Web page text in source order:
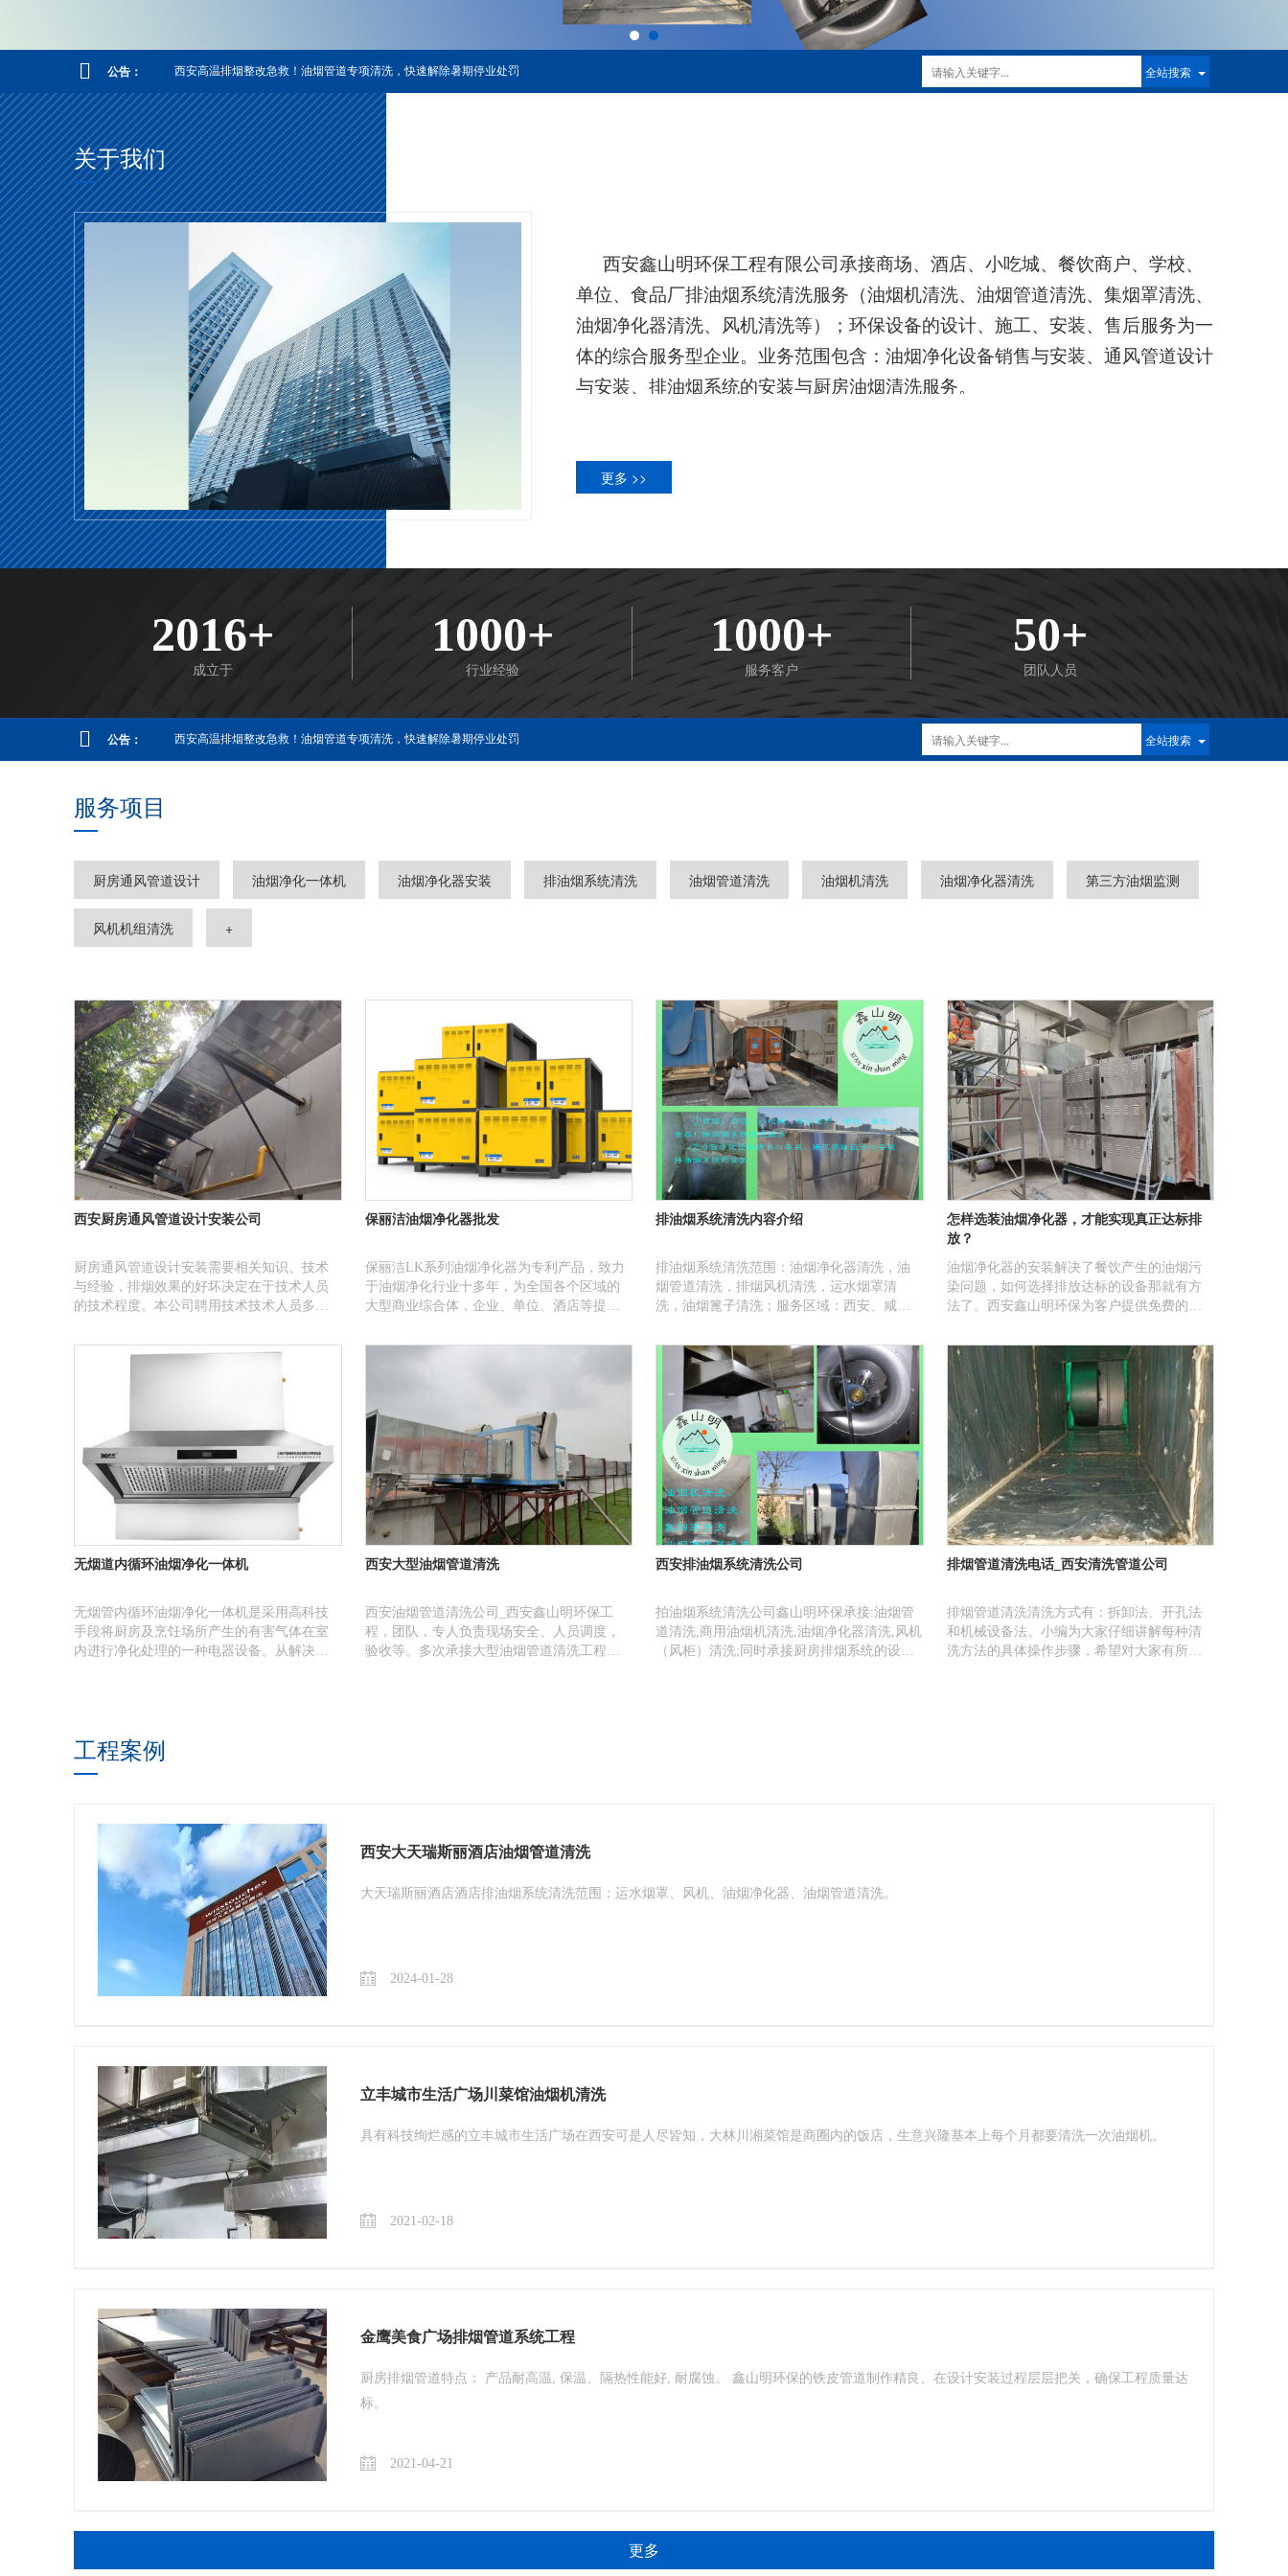
公告： 西安高温排烟整改急救！油烟管道专项清洗，快速解除暑期停业处罚 全站搜索
关于我们
西安鑫山明环保工程有限公司 承接商场、酒店、小吃城、餐饮商户、学校、
单位、食品厂排油烟系统清洗服务（油烟机清洗、油烟管道清洗、集烟罩清洗、
油烟净化器清洗、风机清洗等）； 环保设备的设计、施工、安装、售后服务为一
体的综合服务型企业。业务范围包含：油烟净化设备销售与安装、通风管道设计
与安装、排油烟系统的安装与厨房油烟清洗服务。
清洗、油烟净化器清洗、排烟风机清洗、排烟罩清洗，主要包含这四个部分。
忧。我们从产品、施工、服务、售后关关把控严格，对自己负责，对客户负责。
西安鑫山明环保成立于陕西·西安，地理位置得天独厚，经济发展迅速，商业
繁荣，给我们的服务客户-餐饮业带来良好的契机，各大网红店、连锁店、明星
餐饮店纷纷入驻西安各个角落，给我们西安市民带来丰富的餐饮体验。餐饮业的
发展随之而来的餐饮业带来的油烟污染，本公司提供油烟治理、油烟清洗、油烟
监测等油烟相关服务。我们细致周到的服务为客户带来便捷良好的服务，从此少
了环保、消防的担忧，一门心思搞经营，这样一来我们为客户服务的宗旨就达到
更多 >>
2016+
成立于
1000+
行业经验
1000+
服务客户
50+
团队人员
公告： 西安高温排烟整改急救！油烟管道专项清洗，快速解除暑期停业处罚 全站搜索
服务项目
厨房通风管道设计 油烟净化一体机 油烟净化器安装 排油烟系统清洗 油烟管道清洗 油烟机清洗 油烟净化器清洗 第三方油烟监测
风机机组清洗 +
西安厨房通风管道设计安装公司
厨房通风管道设计安装需要相关知识、技术
与经验，排烟效果的好坏决定在于技术人员
的技术程度。本公司聘用技术技术人员多
烟顺畅，排放达标。
保丽洁油烟净化器批发
保丽洁LK系列油烟净化器为专利产品，致力
于油烟净化行业十多年，为全国各个区域的
大型商业综合体，企业、单位、酒店等提供
放率优惠行业标准。这也是保丽洁油烟净化
排油烟系统清洗内容介绍
排油烟系统清洗范围：油烟净化器清洗，油
烟管道清洗，排烟风机清洗，运水烟罩清
洗，油烟篦子清洗；服务区域：西安、咸
洛、铜川、彬县、乾县、长武、礼泉等地；
服务客户有：商场、酒店、小吃城、餐饮商
户、学校、单位、食品厂、医院、工厂、美
食城等。
怎样选装油烟净化器，才能实现真正达标排
放？
油烟净化器的安装解决了餐饮产生的油烟污
染问题，如何选择排放达标的设备那就有方
法了。西安鑫山明环保为客户提供免费的勘
供设计方案，油烟净化器设备选型，合理的
报价。
无烟道内循环油烟净化一体机
无烟管内循环油烟净化一体机是采用高科技
手段将厨房及烹饪场所产生的有害气体在室
内进行净化处理的一种电器设备。从解决社
活产生的废气通过室内安装的净化器进行净
化处理，实现了家庭室内废气向室外零排
西安大型油烟管道清洗
西安油烟管道清洗公司_西安鑫山明环保工
程，团队，专人负责现场安全、人员调度，
验收等。多次承接大型油烟管道清洗工程，
西安排油烟系统清洗公司
拍油烟系统清洗公司鑫山明环保承接:油烟管
道清洗,商用油烟机清洗,油烟净化器清洗,风机
（风柜）清洗;同时承接厨房排烟系统的设计
排烟管道清洗电话_西安清洗管道公司
排烟管道清洗清洗方式有：拆卸法、开孔法
和机械设备法。小编为大家仔细讲解每种清
洗方法的具体操作步骤，希望对大家有所帮
工程案例
西安大天瑞斯丽酒店油烟管道清洗
大天瑞斯丽酒店酒店排油烟系统清洗范围：运水烟罩、风机、油烟净化器、油烟管道清洗。
2024-01-28
立丰城市生活广场川菜馆油烟机清洗
具有科技绚烂感的立丰城市生活广场在西安可是人尽皆知，大林川湘菜馆是商圈内的饭店，生意兴隆基本上每个月都要清洗一次油烟机。
2021-02-18
金鹰美食广场排烟管道系统工程
厨房排烟管道特点： 产品耐高温, 保温、隔热性能好, 耐腐蚀。 鑫山明环保的铁皮管道制作精良、在设计安装过程层层把关，确保工程质量达
标。
2021-04-21
更多